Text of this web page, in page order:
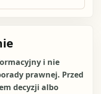
i nie
prawnej. Przed
decyzji albo